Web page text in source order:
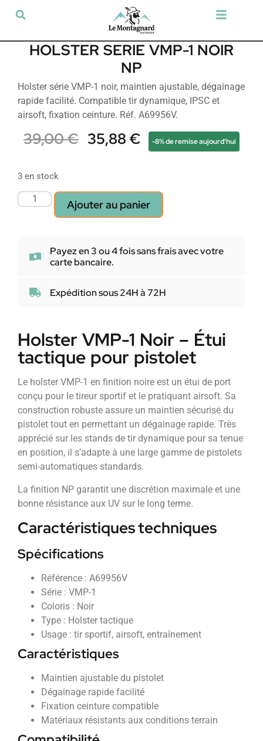
HOLSTER SERIE VMP-1 NOIR
NP
Holster série VMP-1 noir, maintien ajustable, dégainage
rapide facilité. Compatible tir dynamique, IPSC et
airsoft, fixation ceinture. Réf. A69956V.
39,00€ 35,88€ -8% de remise aujourd'hui
3 en stock
Ajouter au panier
Payez en 3 ou 4 fois sans frais avec votre
carte bancaire.
Expédition sous 24H à 72H
Holster VMP-1 Noir – Étui
tactique pour pistolet
Le holster VMP-1 en finition noire est un étui de port
conçu pour le tireur sportif et le pratiquant airsoft. Sa
construction robuste assure un maintien sécurisé du
pistolet tout en permettant un dégainage rapide. Très
apprécié sur les stands de tir dynamique pour sa tenue
en position, il s’adapte à une large gamme de pistolets
semi-automatiques standards.
La finition NP garantit une discrétion maximale et une
bonne résistance aux UV sur le long terme.
Caractéristiques techniques
Spécifications
Référence : A69956V
Série : VMP-1
Coloris : Noir
Type : Holster tactique
Usage : tir sportif, airsoft, entraînement
Caractéristiques
Maintien ajustable du pistolet
Dégainage rapide facilité
Fixation ceinture compatible
Matériaux résistants aux conditions terrain